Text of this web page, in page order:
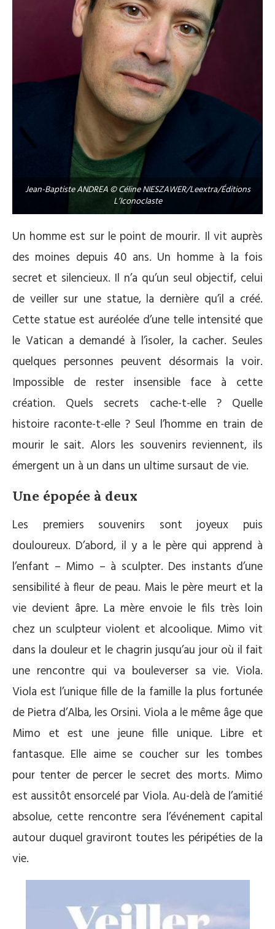
Jean-Baptiste ANDREA © Céline NIESZAWER/Leextra/Éditions
L’Iconoclaste
Un homme est sur le point de mourir. Il vit auprès
des moines depuis 40 ans. Un homme à la fois
secret et silencieux. Il n’a qu’un seul objectif, celui
de veiller sur une statue, la dernière qu’il a créé.
Cette statue est auréolée d’une telle intensité que
le Vatican a demandé à l’isoler, la cacher. Seules
quelques personnes peuvent désormais la voir.
Impossible de rester insensible face à cette
création. Quels secrets cache-t-elle ? Quelle
histoire raconte-t-elle ? Seul l’homme en train de
mourir le sait. Alors les souvenirs reviennent, ils
émergent un à un dans un ultime sursaut de vie.
Une épopée à deux
Les premiers souvenirs sont joyeux puis
douloureux. D’abord, il y a le père qui apprend à
l’enfant – Mimo – à sculpter. Des instants d’une
sensibilité à fleur de peau. Mais le père meurt et la
vie devient âpre. La mère envoie le fils très loin
chez un sculpteur violent et alcoolique. Mimo vit
dans la douleur et le chagrin jusqu’au jour où il fait
une rencontre qui va bouleverser sa vie. Viola.
Viola est l’unique fille de la famille la plus fortunée
de Pietra d’Alba, les Orsini. Viola a le même âge que
Mimo et est une jeune fille unique. Libre et
fantasque. Elle aime se coucher sur les tombes
pour tenter de percer le secret des morts. Mimo
est aussitôt ensorcelé par Viola. Au-delà de l’amitié
absolue, cette rencontre sera l’événement capital
autour duquel graviront toutes les péripéties de la
vie.